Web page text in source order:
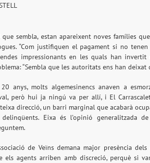
que sembla, estan apareixent noves famílies
“Com justifiquen el pagament si no
impressionants en les quals han
“Sembla que les autoritats ens han
20 anys, molts algemesinencs anaven a
però hui ja ningú va per allí, i El
direcció, un barri marginal que acabarà
Eixa és l’opinió generalitzada
de Veïns demana major presència
els agents arriben amb discreció, perquè si